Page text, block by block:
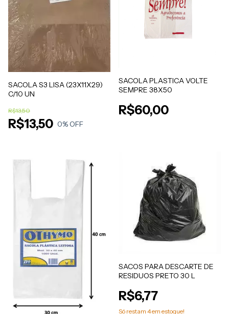
SACOLA S3 LISA (23X11X29)
C/10 UN
R$13,50
R$13,50
0% OFF
SACOLA PLASTICA VOLTE
SEMPRE 38X50
R$60,00
SACOS PARA DESCARTE DE
RESIDUOS PRETO 30 L
R$6,77
Só restam 4em estoque!